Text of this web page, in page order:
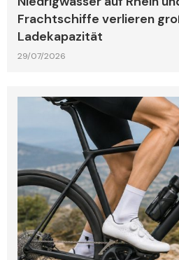
Frachtschiffe verlieren
Ladekapazität
29/07/2026